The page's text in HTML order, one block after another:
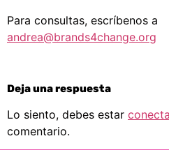
Para consultas, escríbenos a
andrea@brands4change.org
Deja una respuesta
Lo siento, debes estar
comentario.